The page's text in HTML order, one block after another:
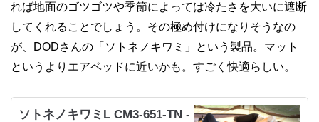
れば地面のゴツゴツや季節によっては冷たさを大いに遮断
してくれることでしょう。その極め付けになりそうなの
が、DODさんの「ソトネノキワミ」という製品。マット
というよりエアベッドに近いかも。すごく快適らしい。
ソトネノキワミL CM3-651-TN -